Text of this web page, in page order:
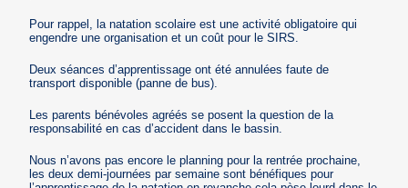
Pour rappel, la natation scolaire est une activité obligatoire qui
engendre une organisation et un coût pour le SIRS.
Deux séances d’apprentissage ont été annulées faute de
transport disponible (panne de bus).
Les parents bénévoles agréés se posent la question de la
responsabilité en cas d’accident dans le bassin.
Nous n’avons pas encore le planning pour la rentrée prochaine,
les deux demi-journées par semaine sont bénéfiques pour